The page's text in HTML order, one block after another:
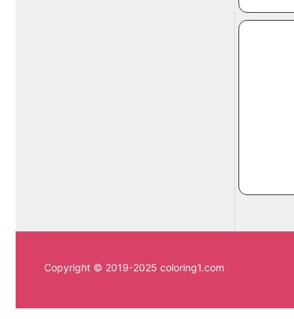
Copyright © 2019-2025 coloring1.com